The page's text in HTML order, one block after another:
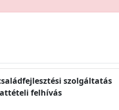
szolgáltatás
felhívás